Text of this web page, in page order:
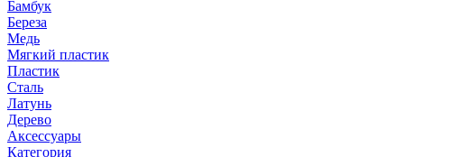
Бамбук
Береза
Медь
Мягкий пластик
Пластик
Сталь
Латунь
Дерево
Аксессуары
Категория